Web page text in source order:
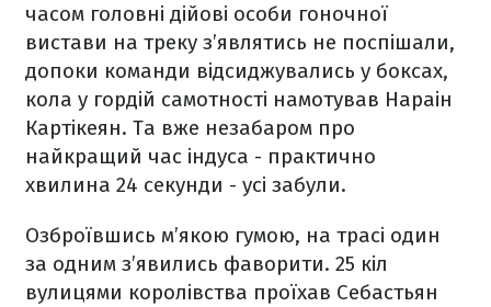
часом головні дійові особи гоночної
вистави на треку з’являтись не поспішали,
допоки команди відсиджувались у боксах,
кола у гордій самотності намотував Нараін
Картікеян. Та вже незабаром про
найкращий час індуса - практично
хвилина 24 секунди - усі забули.
Озброївшись м’якою гумою, на трасі один
за одним з’явились фаворити. 25 кіл
вулицями королівства проїхав Себастьян